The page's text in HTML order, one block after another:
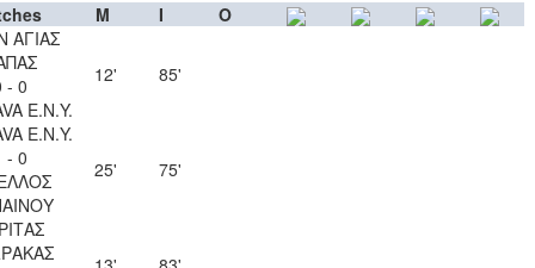
M I
O
ΑΓΙΑΣ
- 0
Ε.Ν.Y.
12' 85'
Ε.Ν.Y.
- 0
25' 75'